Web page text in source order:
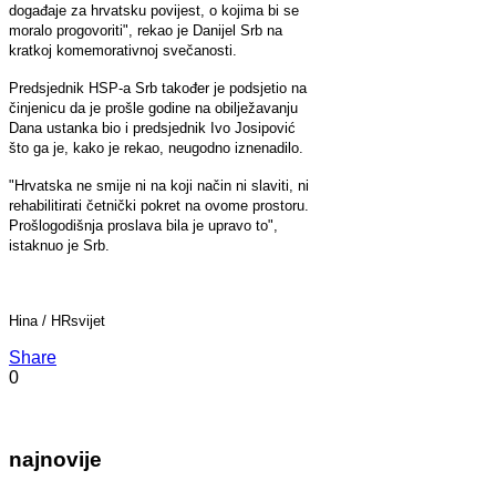
događaje za hrvatsku povijest, o kojima bi se
moralo progovoriti", rekao je Danijel Srb na
kratkoj komemorativnoj svečanosti.
Predsjednik HSP-a Srb također je podsjetio na
činjenicu da je prošle godine na obilježavanju
Dana ustanka bio i predsjednik Ivo Josipović
što ga je, kako je rekao, neugodno iznenadilo.
"Hrvatska ne smije ni na koji način ni slaviti, ni
rehabilitirati četnički pokret na ovome prostoru.
Prošlogodišnja proslava bila je upravo to",
istaknuo je Srb.
Hina / HRsvijet
Share
0
najnovije